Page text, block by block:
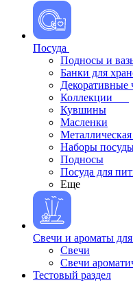
Посуда
Подносы и
Банки для
Декоративные
Коллекции
Кувшины
Масленки
Наборы
Подносы
Посуда для
Еще
Свечи и ароматы
Свечи
Свечи
Тестовый раздел